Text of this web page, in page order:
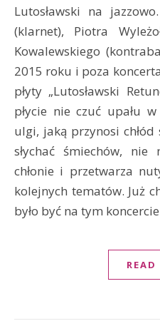
Lutosławski na
(klarnet), Piotra
Kowalewskiego
2015 roku i poza
płyty „Lutosławski
płycie nie czuć upału
ulgi, jaką przynosi
słychać śmiechów,
chłonie i przetwarza
kolejnych tematów. Już
było być na tym
READ